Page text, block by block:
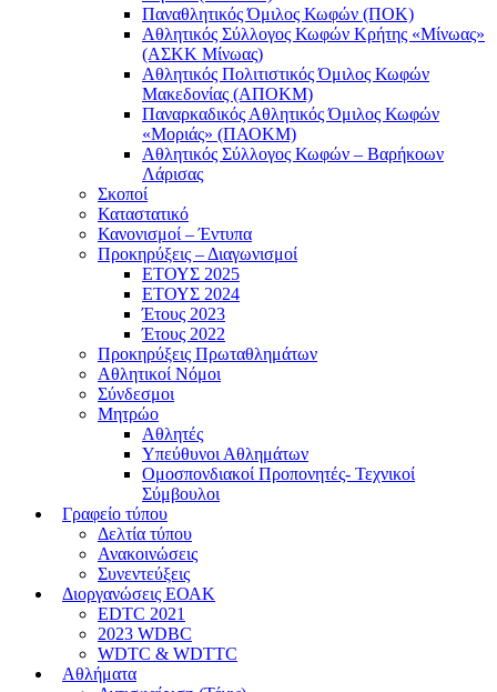
Παναθλητικός Όμιλος Κωφών (ΠΟΚ)
Αθλητικός Σύλλογος Κωφών Κρήτης «Μίνωας»
(ΑΣΚΚ Μίνωας)
Αθλητικός Πολιτιστικός Όμιλος Κωφών
Μακεδονίας (ΑΠΟΚΜ)
Παναρκαδικός Αθλητικός Όμιλος Κωφών
«Μοριάς» (ΠΑΟΚΜ)
Αθλητικός Σύλλογος Κωφών – Βαρήκοων
Λάρισας
Σκοποί
Καταστατικό
Κανονισμοί – Έντυπα
Προκηρύξεις – Διαγωνισμοί
ΕΤΟΥΣ 2025
ΕΤΟΥΣ 2024
Έτους 2023
Έτους 2022
Προκηρύξεις Πρωταθλημάτων
Αθλητικοί Νόμοι
Σύνδεσμοι
Μητρώο
Αθλητές
Υπεύθυνοι Αθλημάτων
Ομοσπονδιακοί Προπονητές- Τεχνικοί
Σύμβουλοι
Γραφείο τύπου
Δελτία τύπου
Ανακοινώσεις
Συνεντεύξεις
Διοργανώσεις ΕΟΑΚ
EDTC 2021
2023 WDBC
WDTC & WDTTC
Αθλήματα